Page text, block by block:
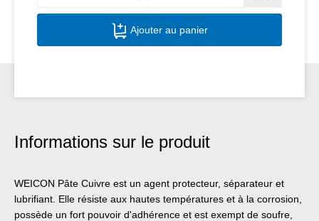
Ajouter au panier
Informations sur le produit
WEICON Pâte Cuivre est un agent protecteur, séparateur et
lubrifiant. Elle résiste aux hautes températures et à la corrosion,
possède un fort pouvoir d'adhérence et est exempt de soufre,